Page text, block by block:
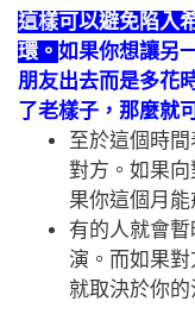
這樣可以避免陷入
環。 如果你想讓另
朋友出去而是多花
了老樣子，那麼就
至於這個時
對方。如果
果你這個月
有的人就會
演。而如果
就取決於你的